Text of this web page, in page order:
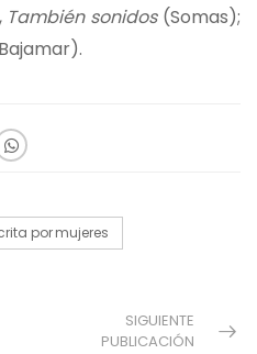
También sonidos(Somas);
por mujeres
SIGUIENTE
PUBLICACIÓN